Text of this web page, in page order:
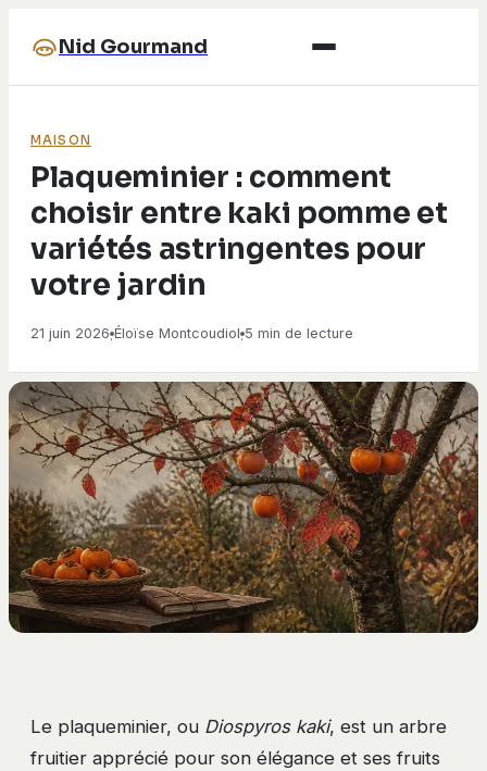
Nid Gourmand
MAISON
Plaqueminier : comment
choisir entre kaki pomme et
variétés astringentes pour
votre jardin
21 juin 2026·Éloïse Montcoudiol·5 min de lecture
Le plaqueminier, ou Diospyros kaki, est un arbre
fruitier apprécié pour son élégance et ses fruits